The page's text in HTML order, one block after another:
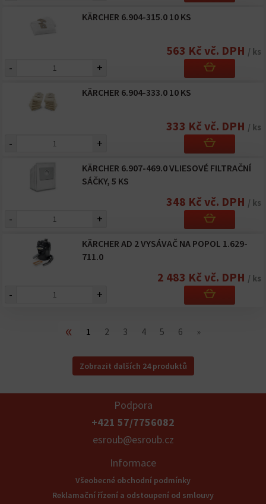
KÄRCHER 6.904-315.0 10 KS
563 Kč vč. DPH / ks
- +
KÄRCHER 6.904-333.0 10 KS
333 Kč vč. DPH / ks
- +
KÄRCHER 6.907-469.0 VLIESOVÉ FILTRAČNÍ
SÁČKY, 5 KS
348 Kč vč. DPH / ks
- +
KÄRCHER AD 2 VYSÁVAČ NA POPOL 1.629-
711.0
2 483 Kč vč. DPH / ks
- +
« 1 2 3 4 5 6 »
Zobrazit dalších 24 produktů
Podpora
+421 57/7756082
esroub@esroub.cz
Informace
Všeobecné obchodní podmínky
Reklamační řízení a odstoupení od smlouvy